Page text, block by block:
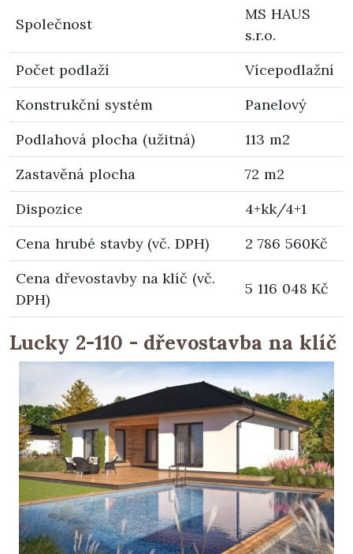
Společnost
MS HAUS
s.r.o.
Počet podlaží
Vícepodlažní
Konstrukční systém
Panelový
Podlahová plocha (užitná)
113 m2
Zastavěná plocha
72 m2
Dispozice
4+kk/4+1
Cena hrubé stavby (vč. DPH)
2 786 560Kč
Cena dřevostavby na klíč (vč.
DPH)
5 116 048 Kč
Lucky 2-110 - dřevostavba na klíč